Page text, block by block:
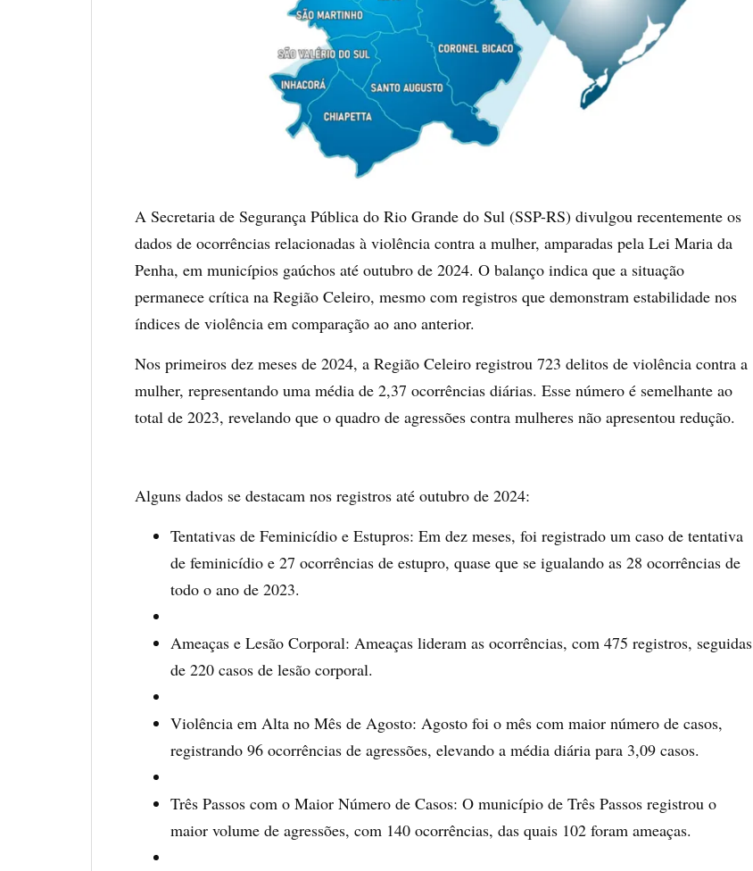
A Secretaria de Segurança Pública do Rio Grande do Sul (SSP-RS) divulgou recentemente os
dados de ocorrências relacionadas à violência contra a mulher, amparadas pela Lei Maria da
Penha, em municípios gaúchos até outubro de 2024. O balanço indica que a situação
permanece crítica na Região Celeiro, mesmo com registros que demonstram estabilidade nos
índices de violência em comparação ao ano anterior.
Nos primeiros dez meses de 2024, a Região Celeiro registrou 723 delitos de violência contra a
mulher, representando uma média de 2,37 ocorrências diárias. Esse número é semelhante ao
total de 2023, revelando que o quadro de agressões contra mulheres não apresentou redução.
Alguns dados se destacam nos registros até outubro de 2024:
Tentativas de Feminicídio e Estupros: Em dez meses, foi registrado um caso de tentativa
de feminicídio e 27 ocorrências de estupro, quase que se igualando as 28 ocorrências de
todo o ano de 2023.
Ameaças e Lesão Corporal: Ameaças lideram as ocorrências, com 475 registros, seguidas
de 220 casos de lesão corporal.
Violência em Alta no Mês de Agosto: Agosto foi o mês com maior número de casos,
registrando 96 ocorrências de agressões, elevando a média diária para 3,09 casos.
Três Passos com o Maior Número de Casos: O município de Três Passos registrou o
maior volume de agressões, com 140 ocorrências, das quais 102 foram ameaças.